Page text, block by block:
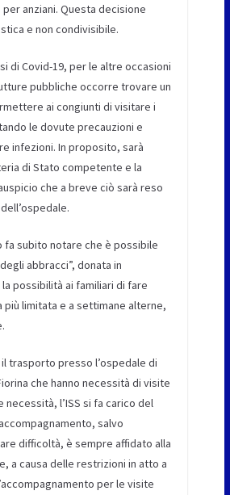
anziani. Questa decisione
e non condivisibile.
di Covid-19, per le altre occasioni
pubbliche occorre trovare un
ai congiunti di visitare i
le dovute precauzioni e
infezioni. In proposito, sarà
di Stato competente e la
che a breve ciò sarà reso
fa subito notare che è possibile
abbracci”, donata in
possibilità ai familiari di fare
più limitata e a settimane alterne,
trasporto presso l’ospedale di
che hanno necessità di visite
l’ISS si fa carico del
salvo
difficoltà, è sempre affidato alla
a causa delle restrizioni in atto a
per le visite